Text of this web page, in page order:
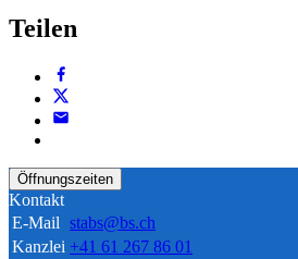
Teilen
Öffnungszeiten
Kontakt
E-Mail stabs@bs.ch
Kanzlei +41 61 267 86 01